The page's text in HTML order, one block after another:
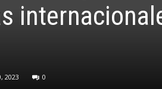
2023 0